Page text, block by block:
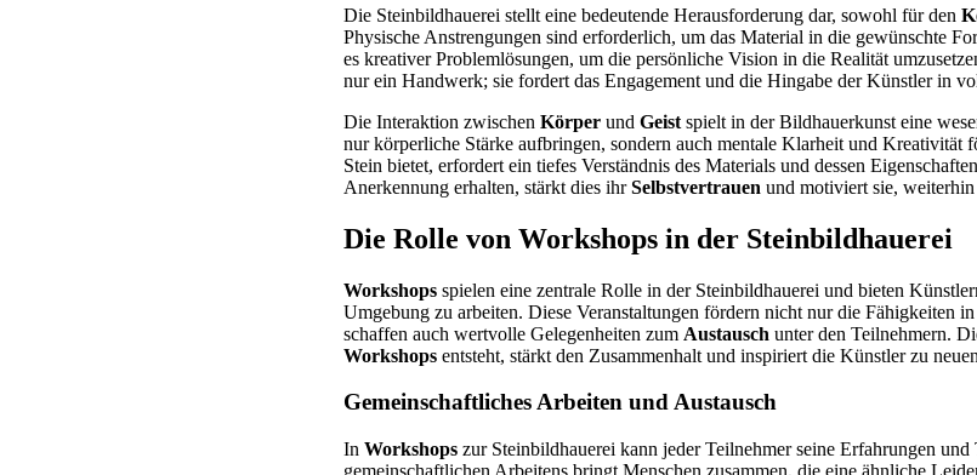
Die Steinbildhauerei stellt eine bedeutende Herausforderung dar, sowohl für den
Physische Anstrengungen sind erforderlich, um das Material in die gewünschte
es kreativer Problemlösungen, um die persönliche Vision in die Realität
nur ein Handwerk; sie fordert das Engagement und die Hingabe der Künstler in
Die Interaktion zwischen Körper und Geist spielt in der Bildhauerkunst eine
nur körperliche Stärke aufbringen, sondern auch mentale Klarheit und Kreativität
Stein bietet, erfordert ein tiefes Verständnis des Materials und dessen
Anerkennung erhalten, stärkt dies ihrSelbstvertrauen und motiviert sie,
Die Rolle von Workshops in der Steinbildhauerei
Workshops spielen eine zentrale Rolle in der Steinbildhauerei und bieten
Umgebung zu arbeiten. Diese Veranstaltungen fördern nicht nur die Fähigkeiten
schaffen auch wertvolle Gelegenheiten zum Austausch unter den Teilnehmern.
Workshops entsteht, stärkt den Zusammenhalt und inspiriert die Künstler zu
Gemeinschaftliches Arbeiten und Austausch
In Workshops zur Steinbildhauerei kann jeder Teilnehmer seine Erfahrungen
gemeinschaftlichen Arbeitens bringt Menschen zusammen, die eine ähnliche